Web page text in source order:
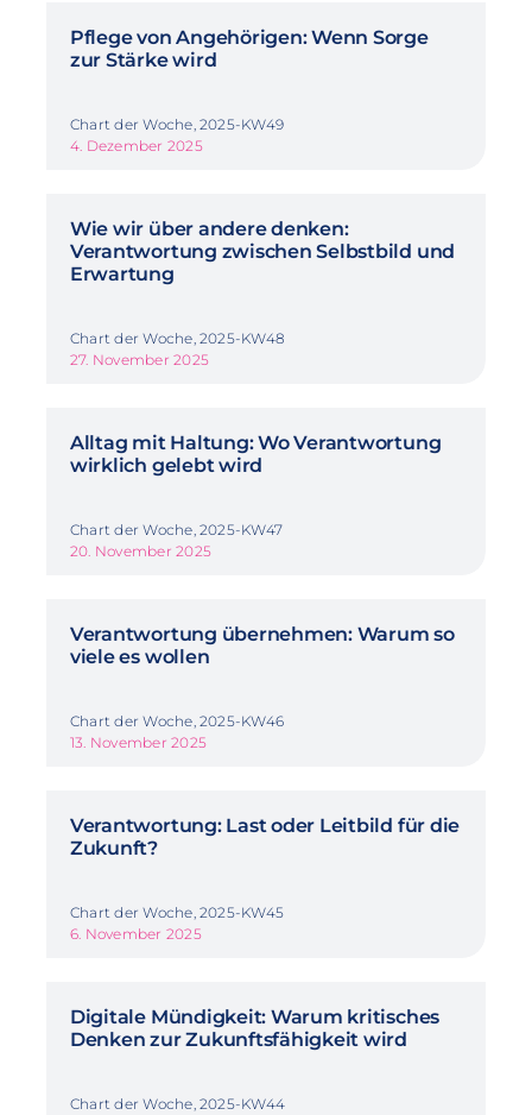
Pflege von Angehörigen: Wenn Sorge
zur Stärke wird
Chart der Woche, 2025-KW49
4. Dezember 2025
Wie wir über andere denken:
Verantwortung zwischen Selbstbild und
Erwartung
Chart der Woche, 2025-KW48
27. November 2025
Alltag mit Haltung: Wo Verantwortung
wirklich gelebt wird
Chart der Woche, 2025-KW47
20. November 2025
Verantwortung übernehmen: Warum so
viele es wollen
Chart der Woche, 2025-KW46
13. November 2025
Verantwortung: Last oder Leitbild für die
Zukunft?
Chart der Woche, 2025-KW45
6. November 2025
Digitale Mündigkeit: Warum kritisches
Denken zur Zukunftsfähigkeit wird
Chart der Woche, 2025-KW44